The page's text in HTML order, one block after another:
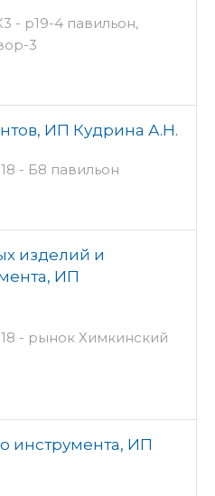
- р19-4 павильон,
3
ИП Кудрина А.Н.
- Б8 павильон
изделий и
ИП
- рынок Химкинский
инструмента, ИП